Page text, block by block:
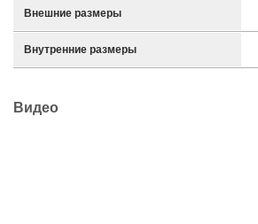
Внешние размеры
Внутренние размеры
Видео